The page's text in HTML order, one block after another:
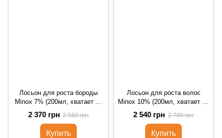
Лосьон для роста бороды
Minox 7% (200мл, хватает на
4 месяца)
2 370 грн 2 580 грн
Купить
Лосьон для роста волос
Minox 10% (200мл, хватает на
4 месяца)
2 540 грн 2 780 грн
Купить